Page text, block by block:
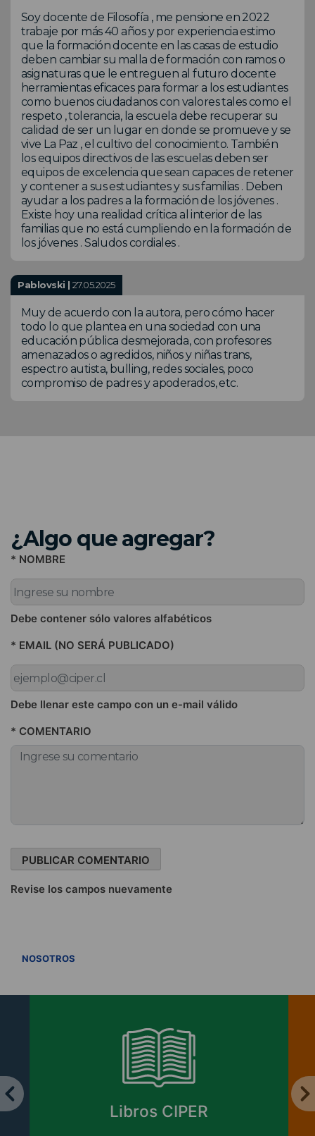
Soy docente de Filosofía , me pensione en 2022
trabaje por más 40 años y por experiencia estimo
que la formación docente en las casas de estudio
deben cambiar su malla de formación con ramos o
asignaturas que le entreguen al futuro docente
herramientas eficaces para formar a los estudiantes
como buenos ciudadanos con valores tales como el
respeto , tolerancia, la escuela debe recuperar su
calidad de ser un lugar en donde se promueve y se
vive La Paz , el cultivo del conocimiento. También
los equipos directivos de las escuelas deben ser
equipos de excelencia que sean capaces de retener
y contener a sus estudiantes y sus familias . Deben
ayudar a los padres a la formación de los jóvenes .
Existe hoy una realidad crítica al interior de las
familias que no está cumpliendo en la formación de
los jóvenes . Saludos cordiales .
Pablovski |27.05.2025
Muy de acuerdo con la autora, pero cómo hacer
todo lo que plantea en una sociedad con una
educación pública desmejorada, con profesores
amenazados o agredidos, niños y niñas trans,
espectro autista, bulling, redes sociales, poco
compromiso de padres y apoderados, etc.
¿Algo que agregar?
* NOMBRE
Debe contener sólo valores alfabéticos
* EMAIL (NO SERÁ PUBLICADO)
Debe llenar este campo con un e-mail válido
* COMENTARIO
Revise los campos nuevamente
NOSOTROS
Libros CIPER